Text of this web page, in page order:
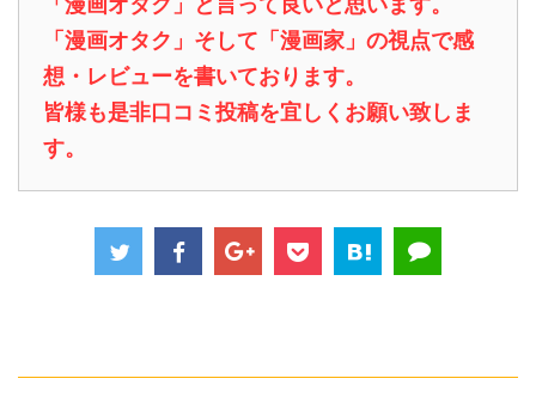
「漫画オタク」そして「漫画家」の視点で感
想・レビューを書いております。
皆様も是非口コミ投稿を宜しくお願い致しま
す。